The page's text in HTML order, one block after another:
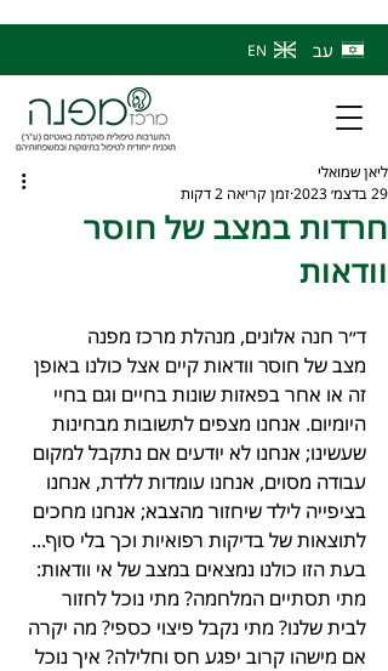
EN עב
חרדות במצב של חוסר
וודאות
ליאן שמואלי
29 בדצמ׳ 2023
זמן קריאה 2 דקות
ד״ר חנה אלונים, מנהלת מרכז מפנה
מצב של חוסר וודאות קיים אצל כולנו באופן
זה או אחר בפאזות שונות בחיים וגם בחיי
היומיום. אנחנו מצפים לתשובות מבחינות
שעשינו; אנחנו לא יודעים אם נתקבל למקום
עבודה מסוים, אנחנו עומדות ללדת, אנחנו
בציפייה לילד שיחזור מהצבא; אנחנו מחכים
לתוצאות של בדיקות רפואיות וכך בלי סוף...
בעת הזו כולנו נמצאים במצב של אי וודאות:
מתי תסתיים המלחמה? מתי נוכל לחזור
לבית שלנו? מתי נקבל פיצוי כספי? מה יקרה
אם מישהו קרוב יפגע חס וחלילה? איך נוכל